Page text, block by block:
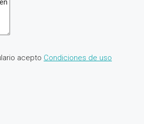
acepto Condiciones de uso